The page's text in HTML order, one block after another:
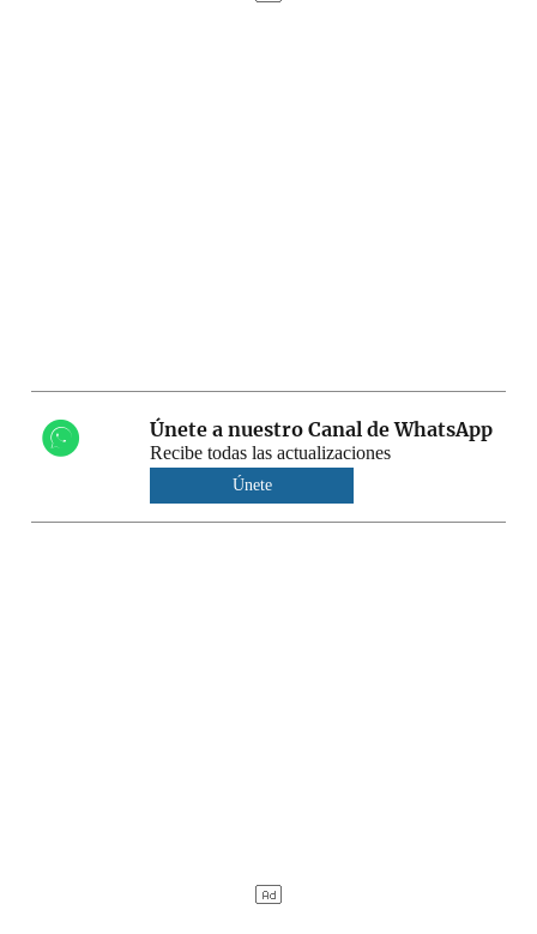
Únete a nuestro Canal de WhatsApp
Recibe todas las actualizaciones
Únete